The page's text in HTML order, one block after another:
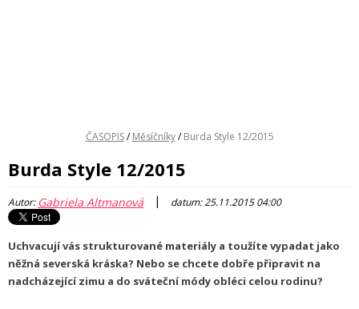
ČASOPIS / Měsíčníky / Burda Style 12/2015
Burda Style 12/2015
Autor: Gabriela Altmanová | datum: 25.11.2015 04:00
Uchvacují vás strukturované materiály a toužíte vypadat jako
něžná severská kráska? Nebo se chcete dobře připravit na
nadcházející zimu a do sváteční módy obléci celou rodinu?